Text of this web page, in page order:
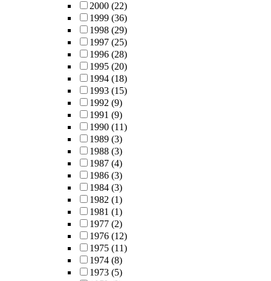
2000 (22)
1999 (36)
1998 (29)
1997 (25)
1996 (28)
1995 (20)
1994 (18)
1993 (15)
1992 (9)
1991 (9)
1990 (11)
1989 (3)
1988 (3)
1987 (4)
1986 (3)
1984 (3)
1982 (1)
1981 (1)
1977 (2)
1976 (12)
1975 (11)
1974 (8)
1973 (5)